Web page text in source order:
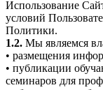
Использование
условий
Политики.
1.2. Мы являемся
• размещения
• публикации
семинаров для